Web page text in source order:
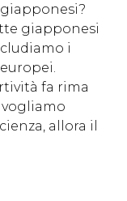
giapponesi
i
fa rima
vogliamo
allora il